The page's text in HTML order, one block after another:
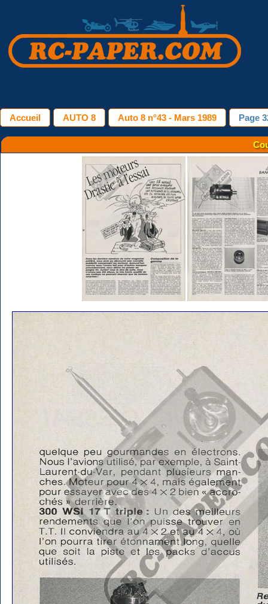
Accueil AUTO 8 Auto 8 n°43 - Mars 1989 Page